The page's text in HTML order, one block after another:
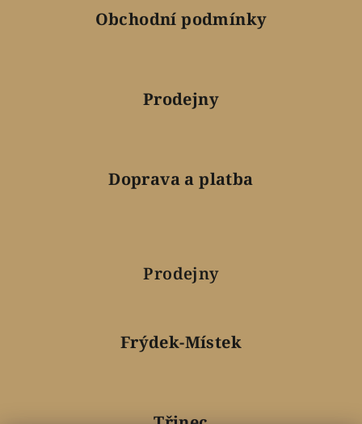
Obchodní podmínky
Prodejny
Doprava a platba
Prodejny
Frýdek-Místek